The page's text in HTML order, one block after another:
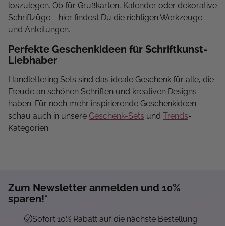
loszulegen. Ob für Grußkarten, Kalender oder dekorative
Schriftzüge – hier findest Du die richtigen Werkzeuge
und Anleitungen.
Perfekte Geschenkideen für Schriftkunst-
Liebhaber
Handlettering Sets sind das ideale Geschenk für alle, die
Freude an schönen Schriften und kreativen Designs
haben. Für noch mehr inspirierende Geschenkideen
schau auch in unsere Geschenk-Sets und Trends-
Kategorien.
Zum Newsletter anmelden und 10%
sparen!*
Sofort 10% Rabatt auf die nächste Bestellung